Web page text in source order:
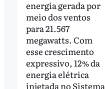
energia gerada por
meio dos ventos
para 21.567
megawatts. Com
esse crescimento
expressivo, 12% da
energia elétrica
injetada no Sistema